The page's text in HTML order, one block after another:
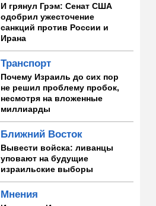
И грянул Грэм: Сенат США
одобрил ужесточение
санкций против России и
Ирана
Транспорт
Почему Израиль до сих пор
не решил проблему пробок,
несмотря на вложенные
миллиарды
Ближний Восток
Вывести войска: ливанцы
уповают на будущие
израильские выборы
Мнения